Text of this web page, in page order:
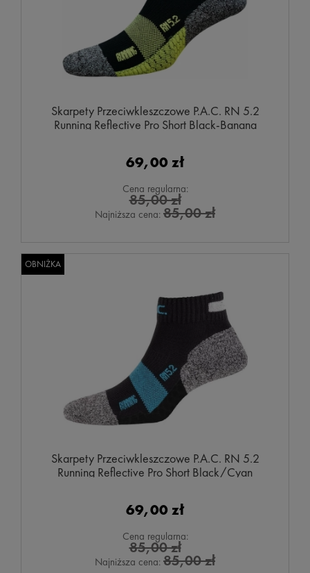
Skarpety Przeciwkleszczowe P.A.C. RN 5.2
Running Reflective Pro Short Black-Banana
69,00 zł
Cena regularna:
85,00 zł
Najniższa cena: 85,00 zł
Skarpety Przeciwkleszczowe P.A.C. RN 5.2
Running Reflective Pro Short Black/Cyan
69,00 zł
Cena regularna:
85,00 zł
Najniższa cena: 85,00 zł
OBNIŻKA